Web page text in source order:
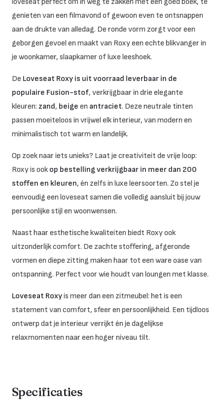
genieten van een filmavond of gewoon even te ontsnappen
aan de drukte van alledag. De ronde vorm zorgt voor een
geborgen gevoel en maakt van Roxy een echte blikvanger in
je woonkamer, slaapkamer of luxe leeshoek.
De Loveseat Roxy is uit voorraad leverbaar in de
populaire Fusion-stof, verkrijgbaar in drie elegante
kleuren: zand, beige en antraciet. Deze neutrale tinten
passen moeiteloos in vrijwel elk interieur, van modern en
minimalistisch tot warm en landelijk.
Op zoek naar iets unieks? Laat je creativiteit de vrije loop:
Roxy is ook op bestelling verkrijgbaar in meer dan 200
stoffen en kleuren, én zelfs in luxe leersoorten. Zo stel je
eenvoudig een loveseat samen die volledig aansluit bij jouw
persoonlijke stijl en woonwensen.
Naast haar esthetische kwaliteiten biedt Roxy ook
uitzonderlijk comfort. De zachte stoffering, afgeronde
vormen en diepe zitting maken haar tot een ware oase van
ontspanning. Perfect voor wie houdt van loungen met klasse.
Loveseat Roxyis meer dan een zitmeubel: het is een
statement van comfort, sfeer en persoonlijkheid. Een tijdloos
ontwerp dat je interieur verrijkt én je dagelijkse
relaxmomenten naar een hoger niveau tilt.
Specificaties